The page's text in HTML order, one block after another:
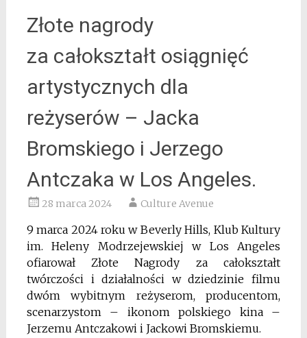
Złote nagrody
za całokształt osiągnięć
artystycznych dla
reżyserów – Jacka
Bromskiego i Jerzego
Antczaka w Los Angeles.
28 marca 2024 Culture Avenue
9 marca 2024 roku w Beverly Hills, Klub Kultury
im. Heleny Modrzejewskiej w Los Angeles
ofiarował Złote Nagrody za całokształt
twórczości i działalności w dziedzinie filmu
dwóm wybitnym reżyserom, producentom,
scenarzystom – ikonom polskiego kina –
Jerzemu Antczakowi i Jackowi Bromskiemu.